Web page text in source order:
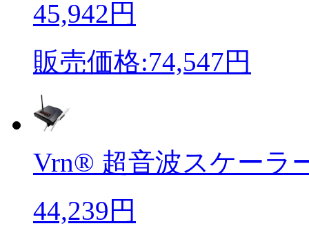
45,942円
販売価格:74,547円
Vrn® 超音波スケーラ
44,239円